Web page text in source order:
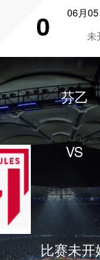
0
06月
未
芬乙
VS
比赛未开